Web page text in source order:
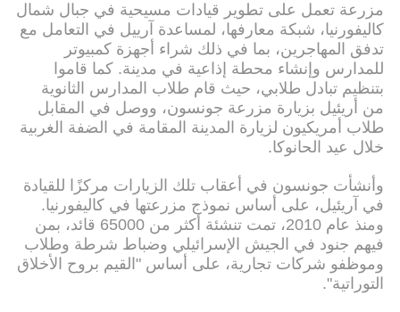
مزرعة تعمل على تطوير قيادات مسيحية في جبال شمال
كاليفورنيا، شبكة معارفها، لمساعدة آرييل في التعامل مع
تدفق المهاجرين، بما في ذلك شراء أجهزة كمبيوتر
للمدارس وإنشاء محطة إذاعية في مدينة. كما قاموا
بتنظيم تبادل طلابي، حيث قام طلاب المدارس الثانوية
من أريئيل بزيارة مزرعة جونسون، ووصل في المقابل
طلاب أمريكيون لزيارة المدينة المقامة في الضفة الغربية
خلال عيد الحانوكا.
وأنشأت جونسون في أعقاب تلك الزيارات مركزًا للقيادة
في آريئيل، على أساس نموذج مزرعتها في كاليفورنيا.
ومنذ عام 2010، تمت تنشئة أكثر من 65000 قائد، بمن
فيهم جنود في الجيش الإسرائيلي وضباط شرطة وطلاب
وموظفو شركات تجارية، على أساس "القيم بروح الأخلاق
التوراتية".